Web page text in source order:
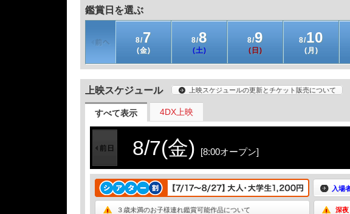
鑑賞日を選ぶ
8/7
(金)
8/8
(土)
8/9
(日)
8/10
(月)
上映スケジュール
すべて表示 4DX上映
上映スケジュールの更新とチケット販売について
8/7(金) [8:00オープン]
入場
３歳未満のお子様連れ鑑賞可能作品について 深夜